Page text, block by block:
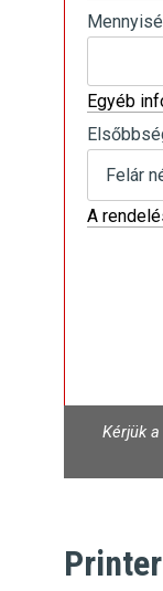
Egyéb
A
Kérjük